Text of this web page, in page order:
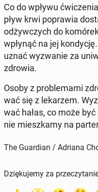
Co do wpływu
pływ krwi po­pra­wia
od­żyw­czych do
wpłynąć na jej
uznać wy­zwa­nie za
zdrowia.
Osoby z pro­ble­ma­mi
wać się z le­ka­rzem.
wać hałas, co może
nie miesz­ka­my na
The Guardian / Adriana
Dziękujemy za